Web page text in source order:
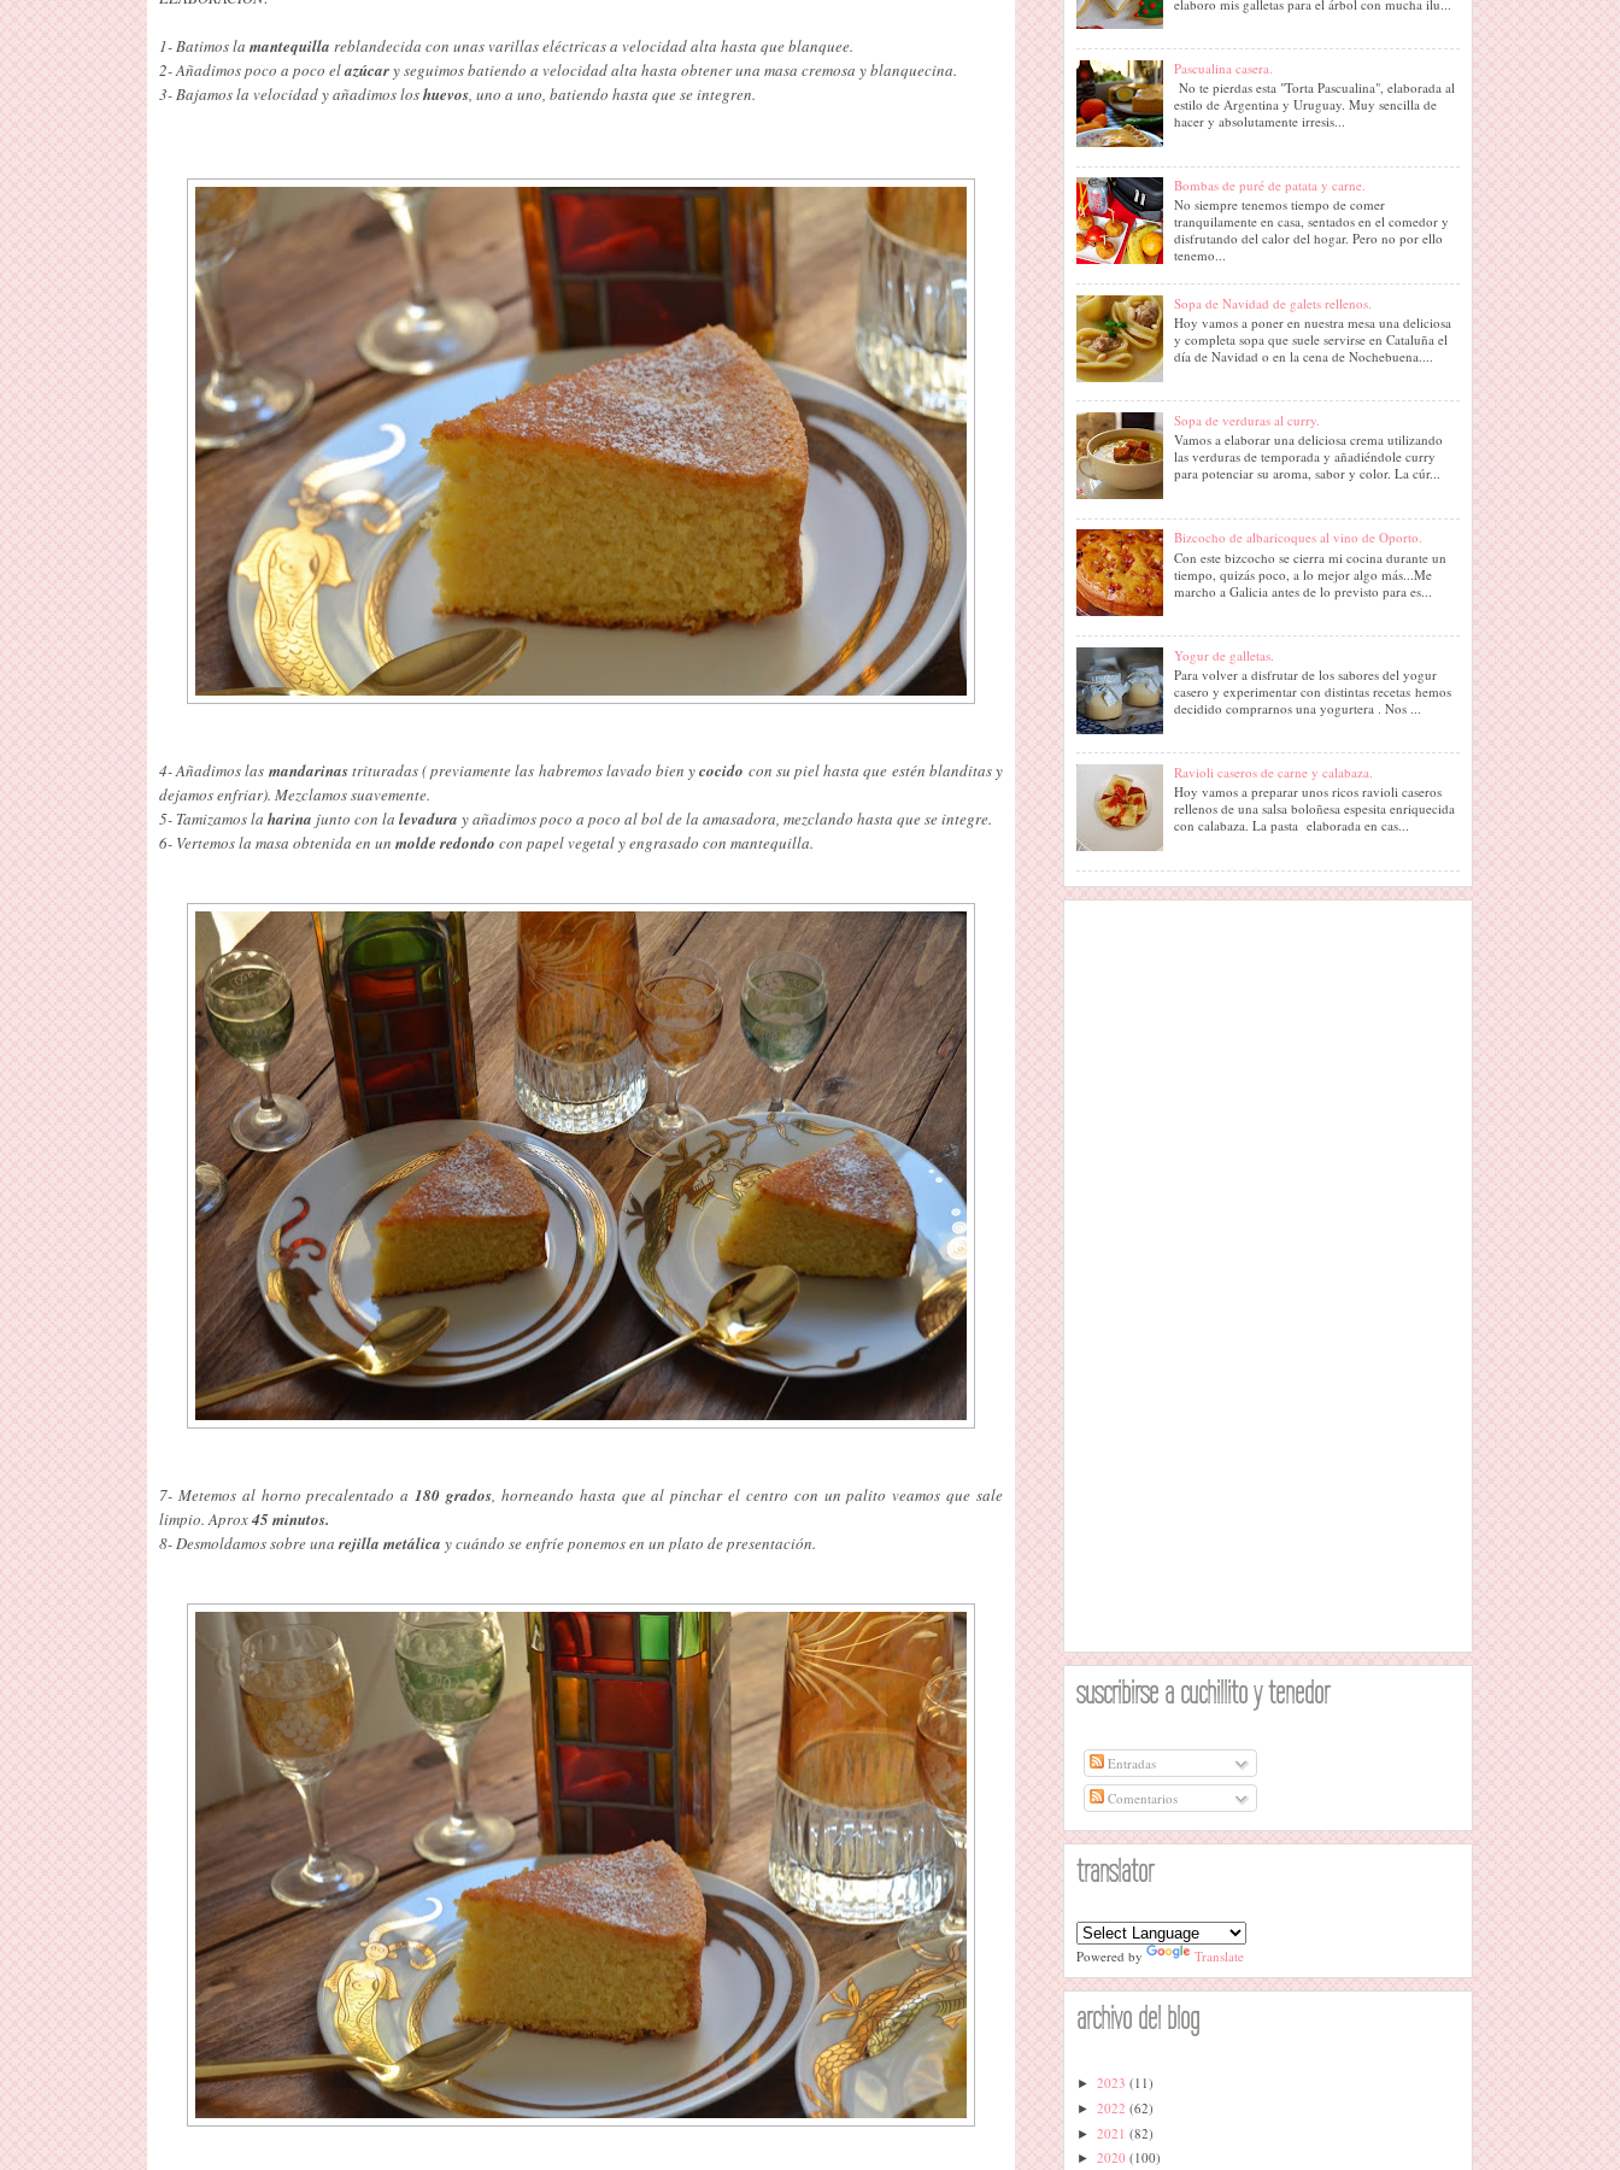
1- Batimos la mantequilla reblandecida con unas varillas eléctricas a velocidad alta hasta que blanquee.
2- Añadimos poco a poco elazúcary seguimos batiendo a velocidad alta hasta obtener una masa cremosa y blanquecina.
3- Bajamos la velocidad y añadimos loshuevos, uno a uno, batiendo hasta que se integren.
4- Añadimos las mandarinastrituradas ( previamente las habremos lavado bien ycocido con su piel hasta que estén blanditas y
dejamos enfriar). Mezclamos suavemente.
5- Tamizamos la harina junto con la levadura y añadimos poco a poco al bol de la amasadora, mezclando hasta que se integre.
6- Vertemos la masa obtenida en un molde redondo con papel vegetal y engrasado con mantequilla.
7- Metemos al horno precalentado a180 grados, horneando hasta que al pinchar el centro con un palito veamos que sale
limpio. Aprox45 minutos.
8- Desmoldamos sobre una rejilla metálica y cuándo se enfríe ponemos en un plato de presentación.
elaboro mis galletas para el árbol con mucha ilu...
Pascualina casera.
No te pierdas esta "Torta Pascualina", elaborada al
estilo de Argentina y Uruguay. Muy sencilla de
hacer y absolutamente irresis...
Bombas de puré de patata y carne.
No siempre tenemos tiempo de comer
tranquilamente en casa, sentados en el comedor y
disfrutando del calor del hogar. Pero no por ello
tenemo...
Sopa de Navidad de galets rellenos.
Hoy vamos a poner en nuestra mesa una deliciosa
y completa sopa que suele servirse en Cataluña el
día de Navidad o en la cena de Nochebuena....
Sopa de verduras al curry.
Vamos a elaborar una deliciosa crema utilizando
las verduras de temporada y añadiéndole curry
para potenciar su aroma, sabor y color. La cúr...
Bizcocho de albaricoques al vino de Oporto.
Con este bizcocho se cierra mi cocina durante un
tiempo, quizás poco, a lo mejor algo más...Me
marcho a Galicia antes de lo previsto para es...
Yogur de galletas.
Para volver a disfrutar de los sabores del yogur
casero y experimentar con distintas recetas hemos
decidido comprarnos una yogurtera . Nos ...
Ravioli caseros de carne y calabaza.
Hoy vamos a preparar unos ricos ravioli caseros
rellenos de una salsa boloñesa espesita enriquecida
con calabaza. La pasta elaborada en cas...
suscribirse a cuchillito y tenedor
Entradas
Comentarios
translator
Powered by Translate
archivo del blog
► 2023 (11)
► 2022 (62)
► 2021 (82)
► 2020 (100)